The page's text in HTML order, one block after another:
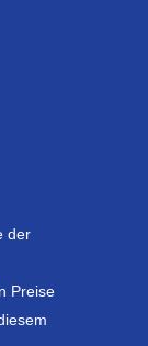
der
Preise